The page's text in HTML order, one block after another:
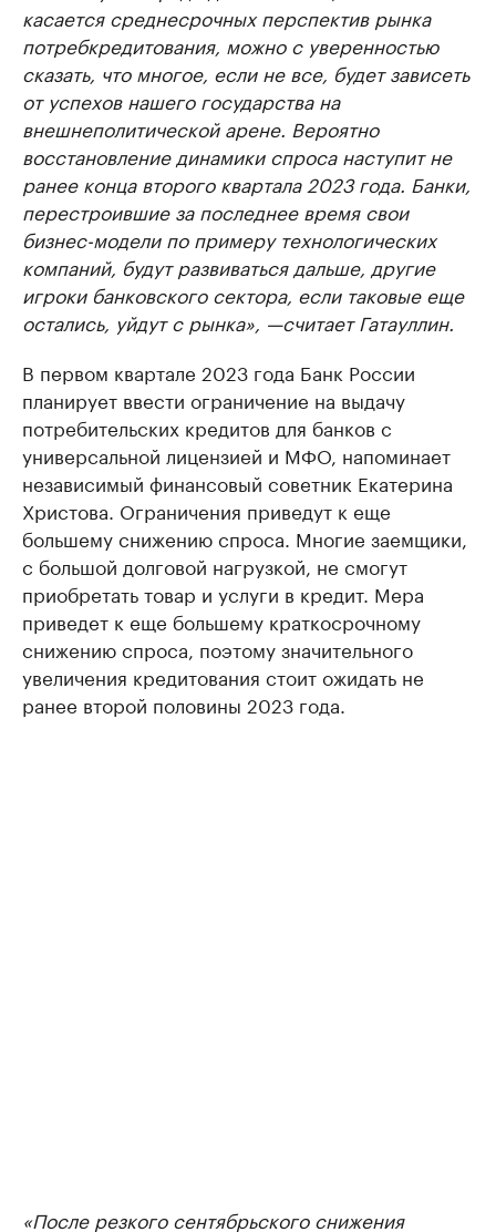
касается среднесрочных перспектив рынка
потребкредитования, можно с уверенностью
сказать, что многое, если не все, будет зависеть
от успехов нашего государства на
внешнеполитической арене. Вероятно
восстановление динамики спроса наступит не
ранее конца второго квартала 2023 года. Банки,
перестроившие за последнее время свои
бизнес-модели по примеру технологических
компаний, будут развиваться дальше, другие
игроки банковского сектора, если таковые еще
остались, уйдут с рынка», —считает Гатауллин.
В первом квартале 2023 года Банк России
планирует ввести ограничение на выдачу
потребительских кредитов для банков с
универсальной лицензией и МФО, напоминает
независимый финансовый советник Екатерина
Христова. Ограничения приведут к еще
большему снижению спроса. Многие заемщики,
с большой долговой нагрузкой, не смогут
приобретать товар и услуги в кредит. Мера
приведет к еще большему краткосрочному
снижению спроса, поэтому значительного
увеличения кредитования стоит ожидать не
ранее второй половины 2023 года.
«После резкого сентябрьского снижения